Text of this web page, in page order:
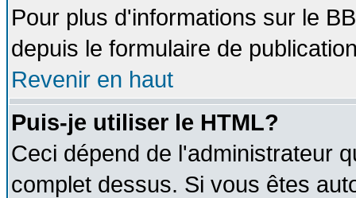
Pour plus d'informations sur le
depuis le formulaire de
Revenir en haut
Puis-je utiliser le HTML?
Ceci dépend de l'administrateur
complet dessus. Si vous êtes